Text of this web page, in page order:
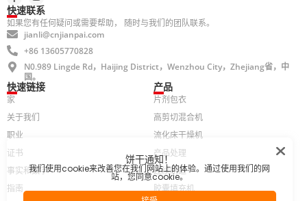
快速链接
家
关于我们
职业
证书
事实和数字
指南
产品
片剂包衣
高剪切混合机
流化床干燥机
产品处理
连续制造
胶囊填充机
快速联系
如果您有任何疑问或需要帮助， 随时与我们的团队联系。
jianli@cnjianpai.com
+86 13605770828
N0.989 Lingde Rd，Haijing District，Wenzhou City，Zhejiang省，中
国。
饼干通知！
我们使用cookie来改善您在我们网站上的体验。通过使用我们的网
站，您同意cookie。